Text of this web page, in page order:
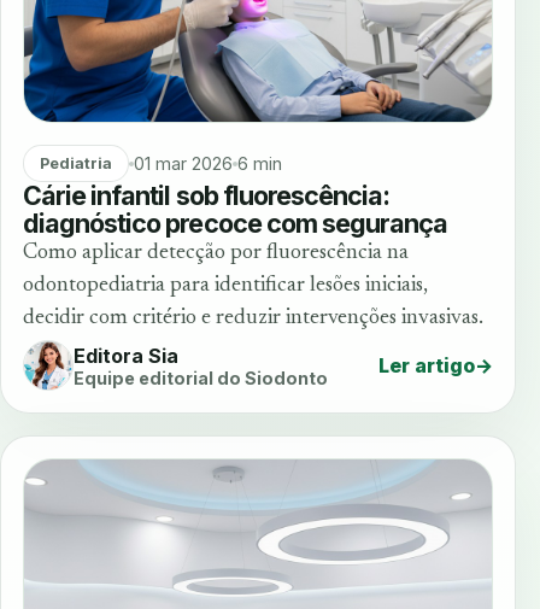
Pediatria 01 mar 2026 6 min
Cárie infantil sob fluorescência:
diagnóstico precoce com segurança
Como aplicar detecção por fluorescência na
odontopediatria para identificar lesões iniciais,
decidir com critério e reduzir intervenções invasivas.
Editora Sia
Equipe editorial do Siodonto Ler artigo→